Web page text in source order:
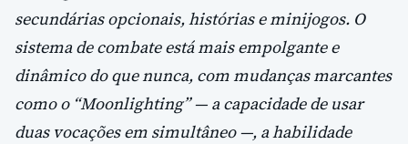
secundárias opcionais, histórias e minijogos. O
sistema de combate está mais empolgante e
dinâmico do que nunca, com mudanças marcantes
como o “Moonlighting” — a capacidade de usar
duas vocações em simultâneo —, a habilidade